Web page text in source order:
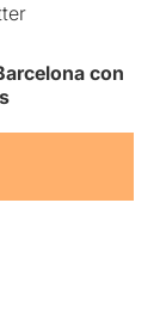
con